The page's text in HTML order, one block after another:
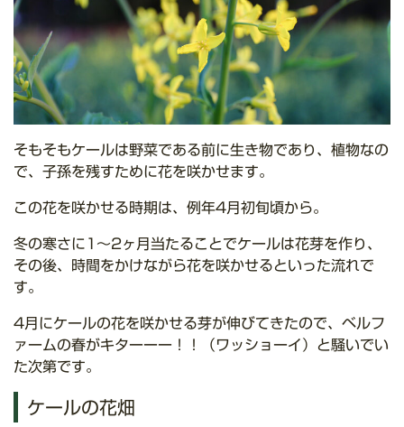
そもそもケールは野菜である前に生き物であり、植物なの
で、子孫を残すために花を咲かせます。
この花を咲かせる時期は、例年4月初旬頃から。
冬の寒さに1～2ヶ月当たることでケールは花芽を作り、
その後、時間をかけながら花を咲かせるといった流れで
す。
4月にケールの花を咲かせる芽が伸びてきたので、ベルフ
ァームの春がキターーー！！（ワッショーイ）と騒いでい
た次第です。
ケールの花畑